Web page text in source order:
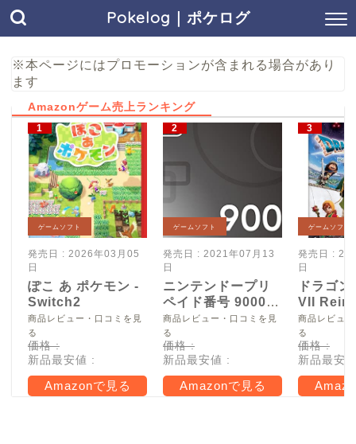
Pokelog｜ポケログ
※本ページにはプロモーションが含まれる場合があり
ます
Amazonゲーム売上ランキング
ゲームソフト
発売日 : 2026年03月05
日
ぽこ あ ポケモン -
Switch2
商品レビュー・口コミを見
る
価格 :
新品最安値 :
Amazonで見る
ゲームソフト
発売日 : 2021年07月13
日
ニンテンドープリ
ペイド番号 9000
円|オンラインコー
ド版
商品レビュー・口コミを見
る
価格 :
新品最安値 :
Amazonで見る
ゲームソフト
発売日 :
日
ドラゴ
VII
Switch2
商品レビュ
る
価格 :
新品最安